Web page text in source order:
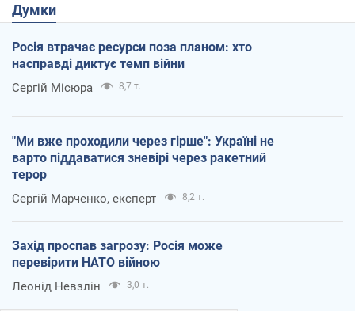
Думки
Росія втрачає ресурси поза планом: хто
насправді диктує темп війни
Сергій Місюра 8,7 т.
"Ми вже проходили через гірше": Україні не
варто піддаватися зневірі через ракетний
терор
Сергій Марченко, експерт 8,2 т.
Захід проспав загрозу: Росія може
перевірити НАТО війною
Леонід Невзлін 3,0 т.